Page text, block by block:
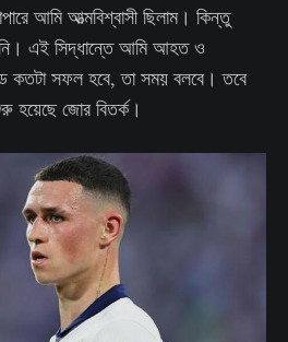
আমি আত্মবিশ্বাসী ছিলাম। কিন্তু
এই সিদ্ধান্তে আমি আহত ও
কতটা সফল হবে, তা সময় বলবে। তবে
হয়েছে জোর বিতর্ক।